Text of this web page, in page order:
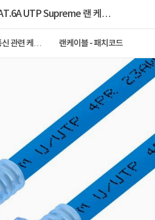
UTP Supreme 랜 케이
관련 케이
랜케이블 - 패치코드